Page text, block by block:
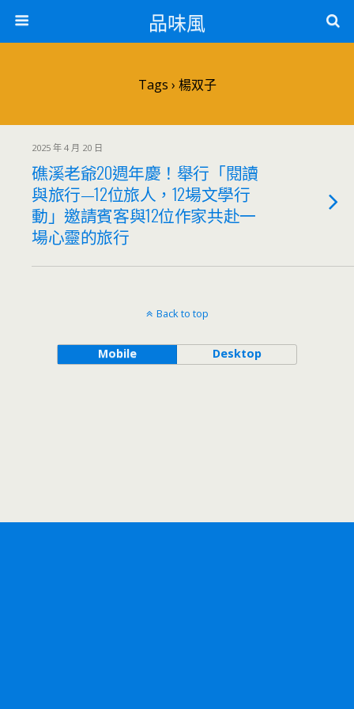
品味風
Tags › 楊双子
2025 年 4 月 20 日
礁溪老爺20週年慶！舉行「閱讀
與旅行—12位旅人，12場文學行
動」邀請賓客與12位作家共赴一
場心靈的旅行
Back to top
Mobile Desktop